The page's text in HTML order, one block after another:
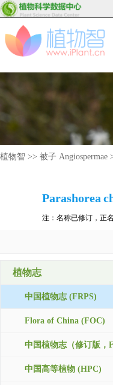
植物智 >> 被子 Angiospermae
Parashorea
注：名称已修订，正
植物志
中国植物志 (FRPS)
Flora of China (FOC)
中国植物志（修订版，
中国高等植物 (HPC)